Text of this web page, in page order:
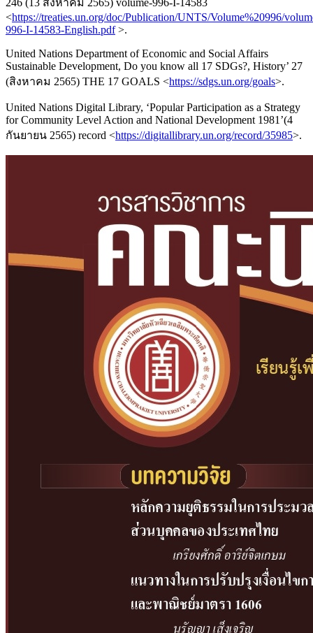
246 (13 สิงหาคม 2565) volume-996-I-14583
<https://treaties.un.org/doc/Publication/UNTS/Volume%20996/
996-I-14583-English.pdf>.
United Nations Department of Economic and Social Affairs
Sustainable Development, Do you know all 17 SDGs?, History’ 27
(สิงหาคม 2565) THE 17 GOALS <https://sdgs.un.org/goals>.
United Nations Digital Library, ‘Popular Participation as a Strategy
for Community Level Action and National Development 1981’(4
กันยายน 2565) record <https://digitallibrary.un.org/record/35985>.